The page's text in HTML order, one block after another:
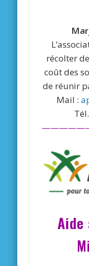
récolter
coût des
de réunir
Mail :
Aide